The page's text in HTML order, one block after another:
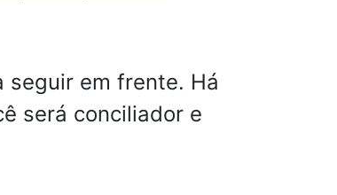
seguir em frente. Há
será conciliador e